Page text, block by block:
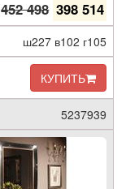
452 498 398 514
ш227 в102 г105
КУПИТЬ
5237939